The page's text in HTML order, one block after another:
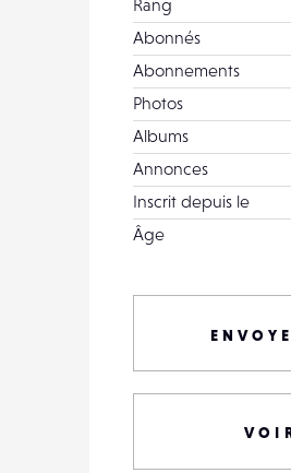
Rang
Abonnés
Abonnements
Photos
Albums
Annonces
Inscrit depuis le
Âge